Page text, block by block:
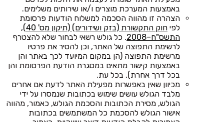
באמצעות המערכת מוצרים ו/או שירותים משלימים.
הצהרה זו מהווה הסכמה למשלוח הודעות פרסומת
לפי
חוק התקשורת (בזק ושידורים) (תיקון מס' 40),
התשס"ח–2008
. כל גולש רשאי לבחור שלא להצטרף
לרשימת התפוצה של האתר, וכן להסיר את פרטיו
מרשימת התפוצה (הן במקום המיועד לכך באתר והן
באמצעות קישור מתאים במסגרת הודעת הפרסומת והן
בכל דרך אחרת), בכל עת.
מכיוון שאין באפשרות מפעילת האתר לדעת אם אחרים
מלבד הגולש עושים שימוש בכתובות שנמסרו על ידי
הגולש, מסירת הכתובות והסכמת הגולש, כאמור, מהווה
אישור הגולש להסכמת כל המשתמשים בכתובות